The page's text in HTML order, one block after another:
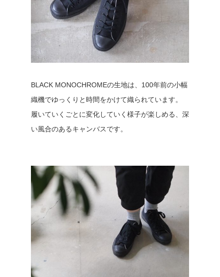
BLACK MONOCHROMEの生地は、100年前の小幅
織機でゆっくりと時間をかけて織られています。
履いていくごとに変化していく様子が楽しめる、深
い風合のあるキャンバスです。